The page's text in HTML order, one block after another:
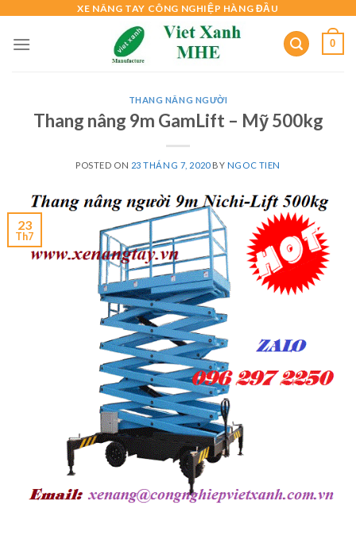
content
XE NÂNG TAY CÔNG NGHIỆP HÀNG ĐẦU
0
THANG NÂNG NGƯỜI
Thang nâng 9m GamLift – Mỹ 500kg
POSTED ON 23 THÁNG 7, 2020BY NGOC TIEN
23
Th7